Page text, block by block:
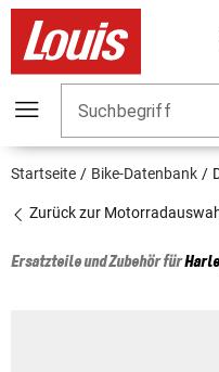
Suchbegriff
Startseite Bike-Datenbank
Zurück zur
Ersatzteile und Zubehör für